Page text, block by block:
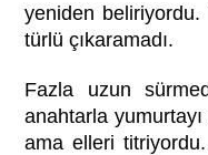
yeniden beliriyordu.
türlü çıkaramadı.
Fazla uzun
anahtarla
ama elleri